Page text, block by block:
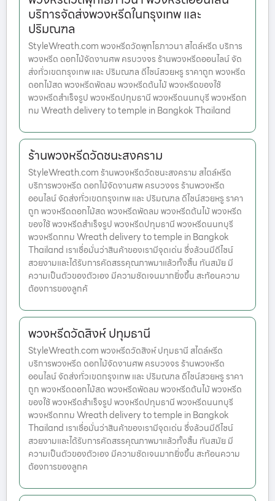
บริการจัดส่งพวงหรีดในกรุงเทพ และ
ปริมณฑล
StyleWreath.com พวงหรีดวัดพุทโธภาวนา สไตล์หรีด บริการ
พวงหรีด ดอกไม้จัดงานศพ ครบวงจร ร้านพวงหรีดออนไลน์ จัด
ส่งทั่วเขตกรุงเทพ และ ปริมณฑล ดีไซน์สวยหรู ราคาถูก พวงหรีด
ดอกไม้สด พวงหรีดพัดลม พวงหรีดต้นไม้ พวงหรีดของใช้
พวงหรีดสำเร็จรูป พวงหรีดปทุมธานี พวงหรีดนนทบุรี พวงหรีดก
ทม Wreath delivery to temple in Bangkok Thailand
ร้านพวงหรีดวัดชนะสงคราม
StyleWreath.com ร้านพวงหรีดวัดชนะสงคราม สไตล์หรีด
บริการพวงหรีด ดอกไม้จัดงานศพ ครบวงจร ร้านพวงหรีด
ออนไลน์ จัดส่งทั่วเขตกรุงเทพ และ ปริมณฑล ดีไซน์สวยหรู ราคา
ถูก พวงหรีดดอกไม้สด พวงหรีดพัดลม พวงหรีดต้นไม้ พวงหรีด
ของใช้ พวงหรีดสำเร็จรูป พวงหรีดปทุมธานี พวงหรีดนนทบุรี
พวงหรีดกทม Wreath delivery to temple in Bangkok
Thailand เราเชื่อมั่นว่าสินค้าของเรามีจุดเด่น ซึ่งล้วนมีดีไซน์
สวยงามและได้รับการคัดสรรคุณภาพมาแล้วทั้งสิ้น ทันสมัย มี
ความเป็นตัวของตัวเอง มีความชัดเจนมากยิ่งขึ้น สะท้อนความ
ต้องการของลูกค้
พวงหรีดวัดสิงห์ ปทุมธานี
StyleWreath.com พวงหรีดวัดสิงห์ ปทุมธานี สไตล์หรีด
บริการพวงหรีด ดอกไม้จัดงานศพ ครบวงจร ร้านพวงหรีด
ออนไลน์ จัดส่งทั่วเขตกรุงเทพ และ ปริมณฑล ดีไซน์สวยหรู ราคา
ถูก พวงหรีดดอกไม้สด พวงหรีดพัดลม พวงหรีดต้นไม้ พวงหรีด
ของใช้ พวงหรีดสำเร็จรูป พวงหรีดปทุมธานี พวงหรีดนนทบุรี
พวงหรีดกทม Wreath delivery to temple in Bangkok
Thailand เราเชื่อมั่นว่าสินค้าของเรามีจุดเด่น ซึ่งล้วนมีดีไซน์
สวยงามและได้รับการคัดสรรคุณภาพมาแล้วทั้งสิ้น ทันสมัย มี
ความเป็นตัวของตัวเอง มีความชัดเจนมากยิ่งขึ้น สะท้อนความ
ต้องการของลูกค